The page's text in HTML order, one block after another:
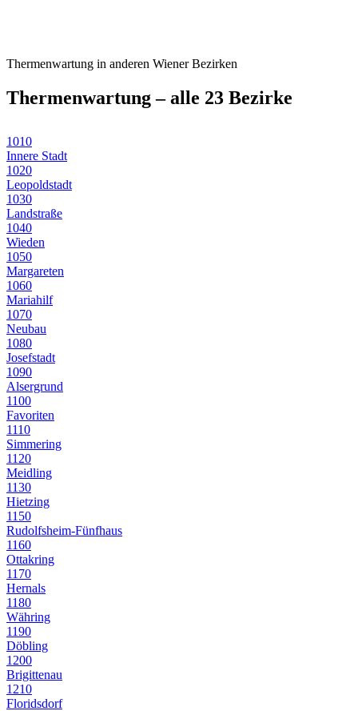
Thermenwartung in anderen Wiener Bezirken
Thermenwartung– alle 23 Bezirke
1010
Innere Stadt
1020
Leopoldstadt
1030
Landstraße
1040
Wieden
1050
Margareten
1060
Mariahilf
1070
Neubau
1080
Josefstadt
1090
Alsergrund
1100
Favoriten
1110
Simmering
1120
Meidling
1130
Hietzing
1150
Rudolfsheim-Fünfhaus
1160
Ottakring
1170
Hernals
1180
Währing
1190
Döbling
1200
Brigittenau
1210
Floridsdorf